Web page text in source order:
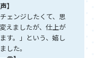
】
ェンジしたくて、思
えましたが、仕上が
す。」という、嬉し
した。